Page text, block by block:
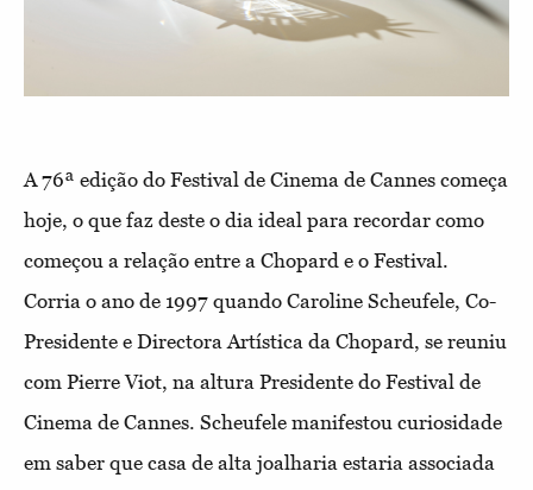
A 76ª edição do Festival de Cinema de Cannes começa
hoje, o que faz deste o dia ideal para recordar como
começou a relação entre a Chopard e o Festival.
Corria o ano de 1997 quando Caroline Scheufele, Co-
Presidente e Directora Artística da Chopard, se reuniu
com Pierre Viot, na altura Presidente do Festival de
Cinema de Cannes. Scheufele manifestou curiosidade
em saber que casa de alta joalharia estaria associada